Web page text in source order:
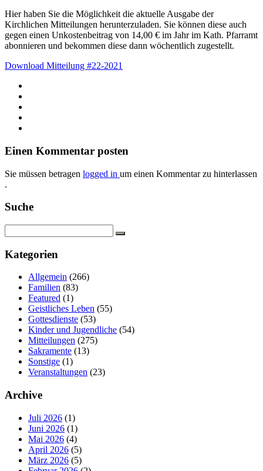
Hier haben Sie die Möglichkeit die aktuelle Ausgabe der
Kirchlichen Mitteilungen herunterzuladen. Sie können diese auch
gegen einen Unkostenbeitrag von 14,00 € im Jahr im Kath. Pfarramt
abonnieren und bekommen diese dann wöchentlich zugestellt.
Download Mitteilung #22-2021
Einen Kommentar posten
Sie müssen betragen logged in um einen Kommentar zu hinterlassen
.
Suche
Kategorien
Allgemein (266)
Familien (83)
Featured (1)
Geistliches Leben (55)
Gottesdienste (53)
Kinder und Jugendliche (54)
Mitteilungen (275)
Sakramente (13)
Sonstige (1)
Veranstaltungen (23)
Archive
Juli 2026 (1)
Juni 2026 (1)
Mai 2026 (4)
April 2026 (5)
März 2026 (5)